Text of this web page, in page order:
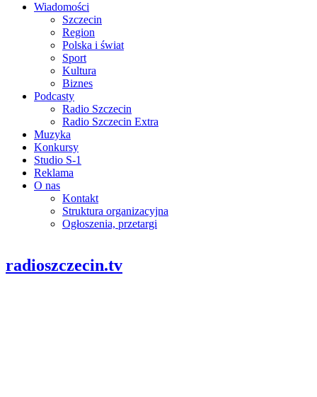
Wiadomości
Szczecin
Region
Polska i świat
Sport
Kultura
Biznes
Podcasty
Radio Szczecin
Radio Szczecin Extra
Muzyka
Konkursy
Studio S-1
Reklama
O nas
Kontakt
Struktura organizacyjna
Ogłoszenia, przetargi
radioszczecin.tv